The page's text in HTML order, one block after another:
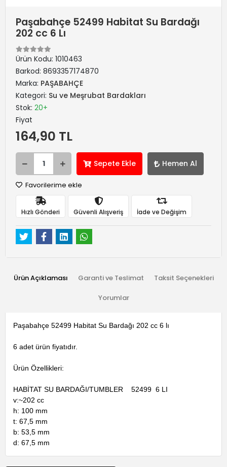
Paşabahçe 52499 Habitat Su Bardağı
202 cc 6 Lı
Ürün Kodu: 1010463
Barkod: 8693357174870
Marka: PAŞABAHÇE
Kategori: Su ve Meşrubat Bardakları
Stok: 20+
Fiyat
164,90 TL
Sepete Ekle Hemen Al
Favorilerime ekle
Hızlı Gönderi Güvenli Alışveriş İade ve Değişim
Ürün Açıklaması Garanti ve Teslimat Taksit Seçenekleri
Yorumlar
Paşabahçe 52499 Habitat Su Bardağı 202 cc 6 lı
6 adet ürün fiyatıdır.
Ürün Özellikleri:
HABİTAT SU BARDAĞI/TUMBLER 52499 6 LI
v:~202 cc
h: 100 mm
t: 67,5 mm
b: 53,5 mm
d: 67,5 mm